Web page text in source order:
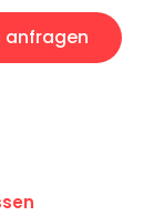
anfragen